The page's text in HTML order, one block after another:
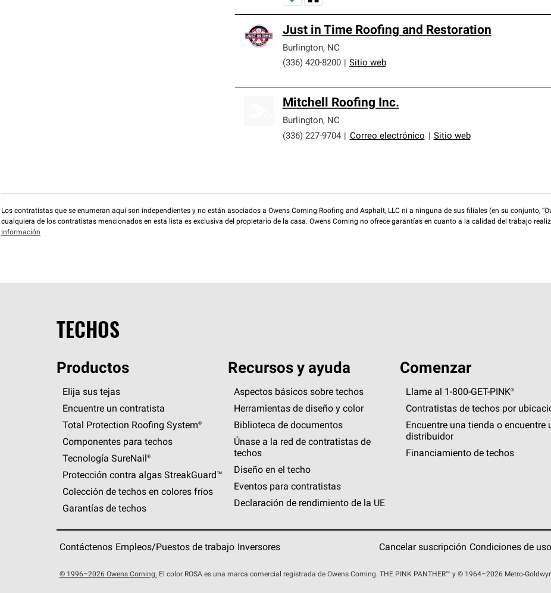
Just in Time Roofing and Restoration
Burlington, NC
(336) 420-8200
Sitio web
Mitchell Roofing Inc.
Burlington, NC
(336) 227-9704
Correo electrónico Sitio web
Los contratistas que se enumeran aquí son independientes y no están asociados a Owens Corning Roofing and Asphalt, LLC ni a ninguna de sus filiales (en su conjunto,
cualquiera de los contratistas mencionados en esta lista es exclusiva del propietario de la casa. Owens Corning no ofrece garantías en cuanto a la calidad del trabajo
información
TECHOS
Productos
Elija sus tejas
Encuentre un contratista
Total Protection Roofing System®
Componentes para techos
Tecnología SureNail®
Protección contra algas StreakGuard™
Colección de techos en colores fríos
Garantías de techos
Recursos y ayuda
Aspectos básicos sobre techos
Herramientas de diseño y color
Biblioteca de documentos
Únase a la red de contratistas de
techos
Diseño en el techo
Eventos para contratistas
Declaración de rendimiento de la UE
Comenzar
Llame al 1-800-GET-PINK®
Contratistas de techos por
Encuentre una tienda o encuentre
distribuidor
Financiamiento de techos
Contáctenos Empleos/Puestos de trabajo Inversores Cancelar suscripción Condiciones de uso
© 1996–2026 Owens Corning. El color ROSA es una marca comercial registrada de Owens Corning. THE PINK PANTHER™ y © 1964–2026 Metro-